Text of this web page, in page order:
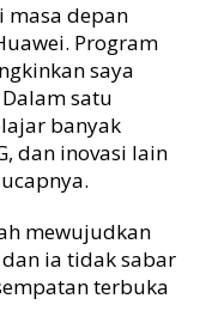
masa depan
Program
saya
satu
banyak
dan inovasi lain
mewujudkan
ia tidak sabar
terbuka